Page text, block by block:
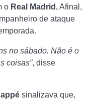
o Real Madrid.Afinal,
de ataque
no sábado. Não é o
coisas”, disse
sinalizava que,